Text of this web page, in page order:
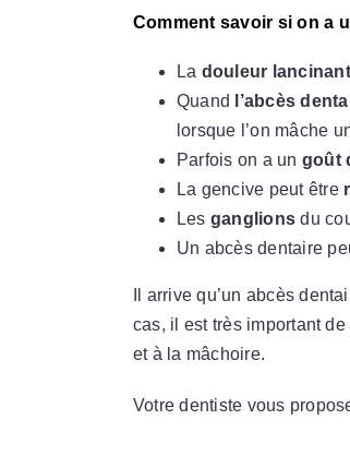
Comment savoir si on a
La douleur
Quand
l’abcès
lorsque l’on mâche
Parfois on a un goût
La gencive peut être
Les ganglions du
Un abcès dentaire
Il arrive qu’un abcès
cas, il est très important
et à la mâchoire.
Votre dentiste vous